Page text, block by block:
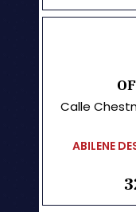
Calle
ABILENE